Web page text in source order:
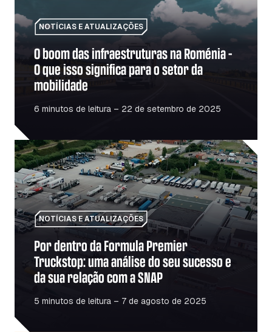
NOTÍCIAS E ATUALIZAÇÕES
O boom das infraestruturas na Roménia –
O que isso significa para o setor da
mobilidade
6 minutos de leitura – 22 de setembro de 2025
Por dentro da Formula Premier Truckstop: uma análise
NOTÍCIAS E ATUALIZAÇÕES
Por dentro da Formula Premier
Truckstop: uma análise do seu sucesso e
da sua relação com a SNAP
5 minutos de leitura – 7 de agosto de 2025